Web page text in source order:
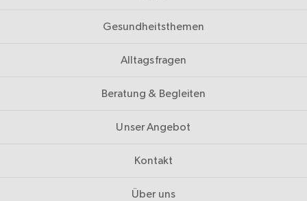
Gesundheitsthemen
Alltagsfragen
Beratung & Begleiten
Unser Angebot
Kontakt
Über uns